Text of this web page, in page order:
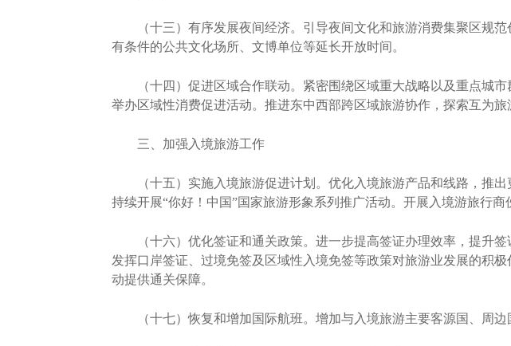
（十三）有序发展夜间经济。引导夜间文化和旅游消费集聚区规范
有条件的公共文化场所、文博单位等延长开放时间。
（十四）促进区域合作联动。紧密围绕区域重大战略以及重点城市
举办区域性消费促进活动。推进东中西部跨区域旅游协作，探索互为旅
三、加强入境旅游工作
（十五）实施入境旅游促进计划。优化入境旅游产品和线路，推出
持续开展“你好！中国”国家旅游形象系列推广活动。开展入境游旅行
（十六）优化签证和通关政策。进一步提高签证办理效率，提升签
发挥口岸签证、过境免签及区域性入境免签等政策对旅游业发展的积
动提供通关保障。
（十七）恢复和增加国际航班。增加与入境旅游主要客源国、周边